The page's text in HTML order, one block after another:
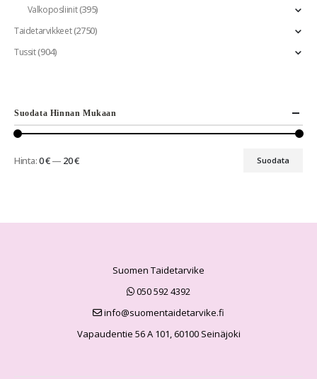
Valkoposliinit(395)
Taidetarvikkeet(2750)
Tussit(904)
Suodata Hinnan Mukaan
Suodata
Hinta:0 €— 20 €
Suomen Taidetarvike
050 592 4392
info@suomentaidetarvike.fi
Vapaudentie 56 A 101, 60100 Seinäjoki